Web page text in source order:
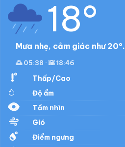
18°
Mưa nhẹ, cảm giác như 20°.
🌅 05:38 · 🌇 18:46
Thấp/Cao
Độ ẩm
Tầm nhìn
Gió
Điểm ngưng